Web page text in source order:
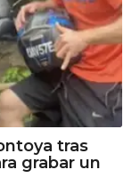
tras
grabar un